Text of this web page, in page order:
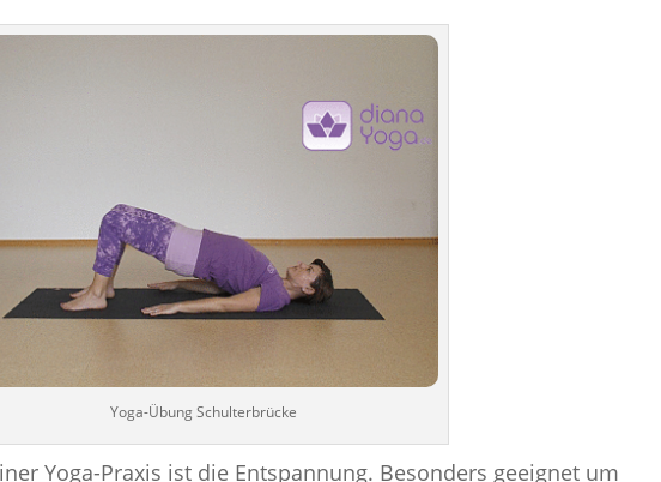
Yoga-Übung Schulterbrücke
Yoga-Praxis ist die Entspannung. Besonders geeignet um